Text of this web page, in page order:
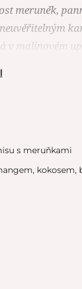
meruněk,
v malinovém
s meruňkami
kokosem,